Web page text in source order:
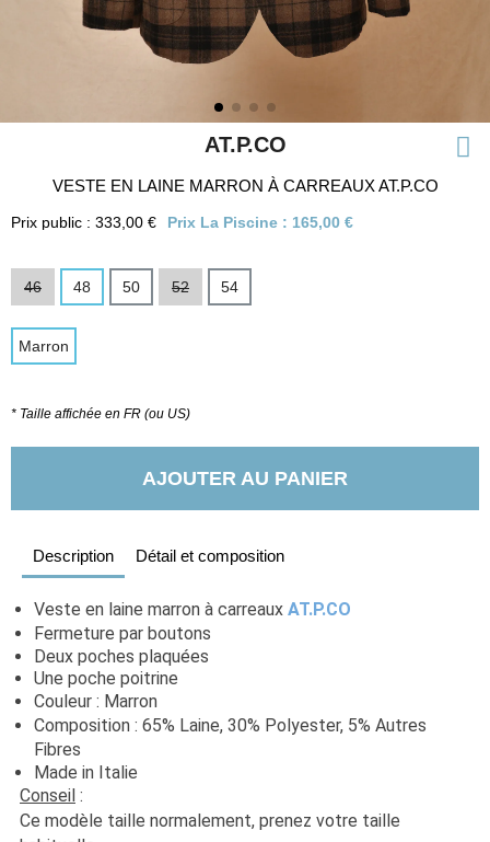
AT.P.CO
VESTE EN LAINE MARRON À CARREAUX AT.P.CO
Prix public : 333,00 € Prix La Piscine : 165,00 €
46 48 50 52 54
Marron
* Taille affichée en FR (ou US)
AJOUTER AU PANIER
Description Détail et composition
Veste en laine marron à carreaux AT.P.CO
Fermeture par boutons
Deux poches plaquées
Une poche poitrine
Couleur : Marron
Composition : 65% Laine, 30% Polyester, 5% Autres
Fibres
Made in Italie
Conseil :
Ce modèle taille normalement, prenez votre taille